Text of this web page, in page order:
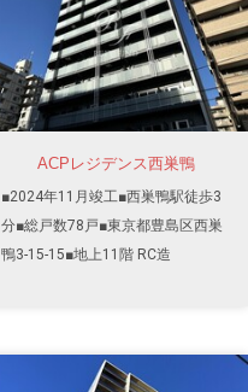
ACPレジデンス西巣鴨
■2024年11月竣工■西巣鴨駅徒歩3
分■総戸数78戸■東京都豊島区西巣
鴨3-15-15■地上11階 RC造